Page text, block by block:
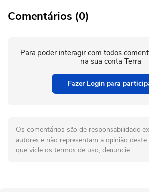
Comentários (0)
Para poder interagir com todos
na sua conta Terra
Fazer Login para
Os comentários são de responsabilidade
autores e não representam a opinião deste
que viole os termos de uso, denuncie.